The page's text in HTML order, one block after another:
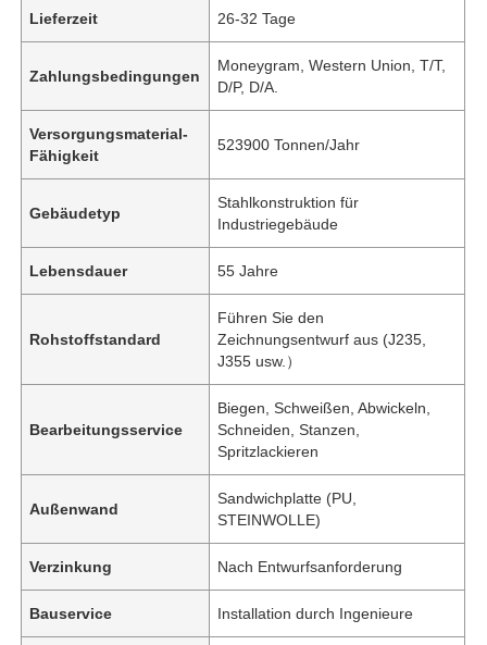
Lieferzeit 26-32 Tage
Zahlungsbedingungen
Moneygram, Western Union, T/T,
D/P, D/A.
Versorgungsmaterial-
Fähigkeit
523900 Tonnen/Jahr
Gebäudetyp
Stahlkonstruktion für
Industriegebäude
Lebensdauer 55 Jahre
Rohstoffstandard
Führen Sie den
Zeichnungsentwurf aus (J235,
J355 usw.）
Bearbeitungsservice
Biegen, Schweißen, Abwickeln,
Schneiden, Stanzen,
Spritzlackieren
Außenwand
Sandwichplatte (PU,
STEINWOLLE)
Verzinkung Nach Entwurfsanforderung
Bauservice Installation durch Ingenieure